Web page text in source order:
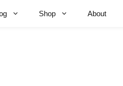
Shop About